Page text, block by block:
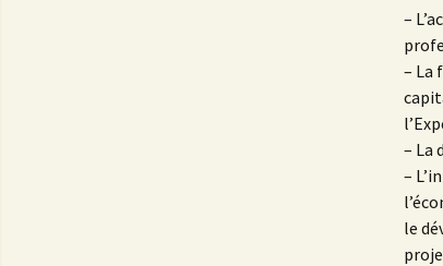
–
– La
– La
–
le